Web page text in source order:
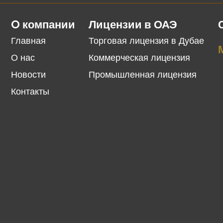
O компании
Главная
О нас
Новости
Контакты
Лицензии в ОАЭ
Торговая лицензия в Дубае
Коммерческая лицензия
Промышленная лицензия